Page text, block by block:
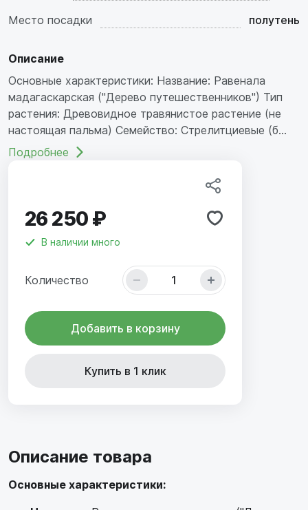
Место посадки
полутень
Описание
Основные характеристики: Название: Равенала
мадагаскарская ("Дерево путешественников") Тип
растения: Древовидное травянистое растение (не
настоящая пальма) Семейство: Стрелитциевые (б...
Подробнее
26 250 ₽
В наличии много
Количество
Добавить в корзину
Купить в 1 клик
Описание товара
Основные характеристики: